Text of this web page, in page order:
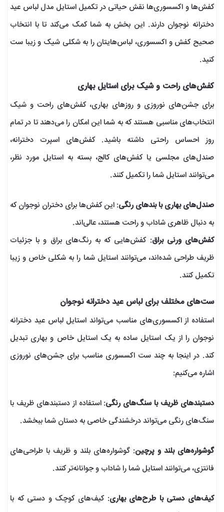
کفش‌ها و اکسسوری‌ها نقش حیاتی در تکمیل استایل مدل لباس عید
دخترانه نوجوان دارند. این بخش به شما کمک می‌کند تا با انتخاب
صحیح کفش و اکسسوری، لباس‌هایتان را به شکلی شیک و زیبا ست
کنید.
کفش‌های راحت و شیک برای استایل بهاری
برای جشن‌های نوروزی و روزهای بهاری، کفش‌های راحت و شیک
انتخاب‌های مناسبی هستند که به شما این امکان را می‌دهند تا در تمام
روز احساس راحتی داشته باشید. کفش‌های اسپرت دخترانه،
صندل‌های مجلسی یا کفش‌های کالج، بسته به استایل مورد نظر،
می‌توانند استایل شما را تکمیل کنند.
صندل‌های بهاری با بندهای رنگی: این کفش‌ها برای دختران نوجوان که
به دنبال ظاهری شاداب و راحت هستند، عالی‌اند.
کفش‌های ورنی براق: کفش‌هایی که به رنگ‌های براق و با جزئیات
ظریف طراحی شده‌اند، می‌توانند استایل شما را به شکلی خاص و زیبا
تکمیل کنند.
ست‌های مختلف برای لباس عید دخترانه نوجوان
استفاده از اکسسوری‌های مناسب می‌تواند استایل لباس عید دخترانه
نوجوان را از یک استایل ساده به یک استایل خاص و بهاری تبدیل
کند. در اینجا به چند ست اکسسوری مناسب برای جشن‌های نوروزی
اشاره می‌کنیم:
دستبندهای ظریف با سنگ‌های رنگی: استفاده از دستبندهای ظریف با
سنگ‌های رنگی می‌تواند درخشندگی خاصی به دستان شما ببخشد.
گوشواره‌های بلند و پرچین: گوشواره‌های بلند و ظریف با طراحی‌های
فانتزی، می‌توانند استایل شما را شاداب و جوانانه‌تر کنند.
کیف‌های دستی با طرح‌های بهاری: کیف‌های کوچک و دستی که با